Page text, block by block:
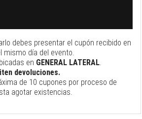
debes presentar el cupón recibido en
mismo día del evento.
en GENERAL LATERAL.
devoluciones.
de 10 cupones por proceso de
agotar existencias.